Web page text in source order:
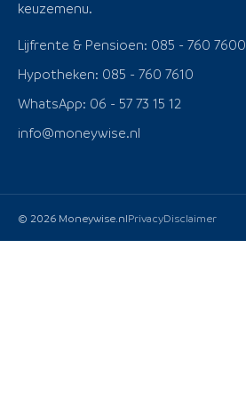
keuzemenu.
Lijfrente & Pensioen: 085 - 760 7600
Hypotheken: 085 - 760 7610
WhatsApp: 06 - 57 73 15 12
info@moneywise.nl
© 2026 Moneywise.nlPrivacyDisclaimer